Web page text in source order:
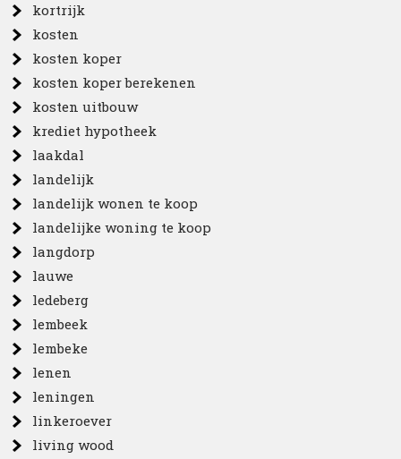
kortrijk
kosten
kosten koper
kosten koper berekenen
kosten uitbouw
krediet hypotheek
laakdal
landelijk
landelijk wonen te koop
landelijke woning te koop
langdorp
lauwe
ledeberg
lembeek
lembeke
lenen
leningen
linkeroever
living wood